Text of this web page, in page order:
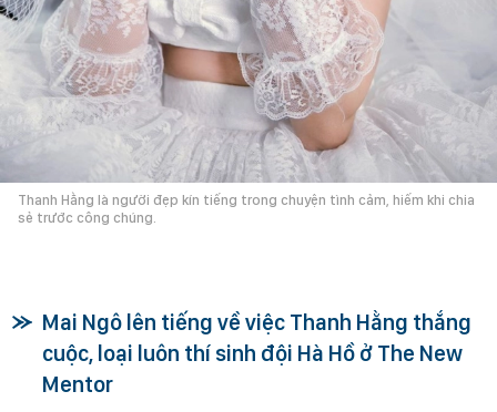
Thanh Hằng là người đẹp kín tiếng trong chuyện tình cảm, hiếm khi chia
sẻ trước công chúng.
Mai Ngô lên tiếng về việc Thanh Hằng thắng
cuộc, loại luôn thí sinh đội Hà Hồ ở The New
Mentor